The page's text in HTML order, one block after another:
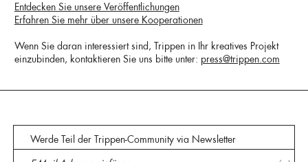
Entdecken Sie unsere Veröffentlichungen
Erfahren Sie mehr über unsere Kooperationen
Wenn Sie daran interessiert sind, Trippen in Ihr kreatives Projekt
einzubinden, kontaktieren Sie uns bitte unter: press@trippen.com
Werde Teil der Trippen-Community via Newsletter